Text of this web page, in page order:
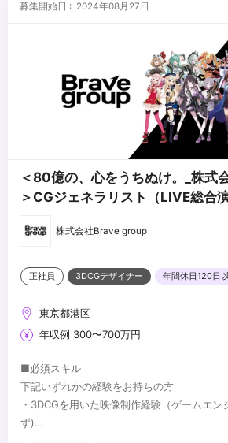
募集開始日 : 2024年08月27日
＜80億の、心をうちぬけ。_株式
＞CGジェネラリスト（LIVE総合演
株式会社Brave group
正社員 3DCGデザイナー 年間休日120日
東京都港区
年収例 300〜700万円
■必須スキル
下記いずれかの経験をお持ちの方
・3DCGを用いた映像制作経験（ゲームエン
ず)